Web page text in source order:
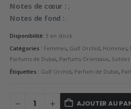
Notes de cœur : ,
Notes de fond : .
Disponibilité: 3 en stock
Catégories : Femmes, Gulf Orchid, Hommes,
Parfums de Dubai, Parfums Orientaux, Soldes
Étiquettes : Gulf Orchid, Parfum de Dubai,
AJOUTER AU